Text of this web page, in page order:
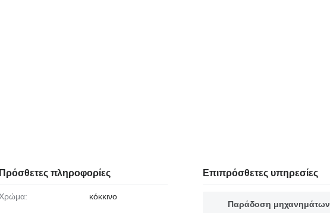
Πρόσθετες πληροφορίες
Χρώμα: κόκκινο
Επιπρόσθετες υπηρεσίες
Παράδοση μηχανημάτων